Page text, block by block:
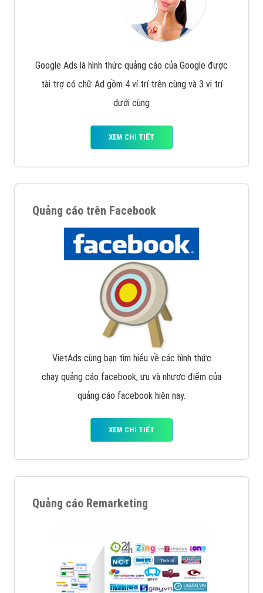
Google Ads là hình thức quảng cáo của Google được
tài trợ có chữ Ad gồm 4 ví trí trên cùng và 3 vị trí
dưới cùng
XEM CHI TIẾT
Quảng cáo trên Facebook
VietAds cùng bạn tìm hiểu về các hình thức
chạy quảng cáo facebook, ưu và nhược điểm của
quảng cáo facebook hiện nay.
XEM CHI TIẾT
Quảng cáo Remarketing